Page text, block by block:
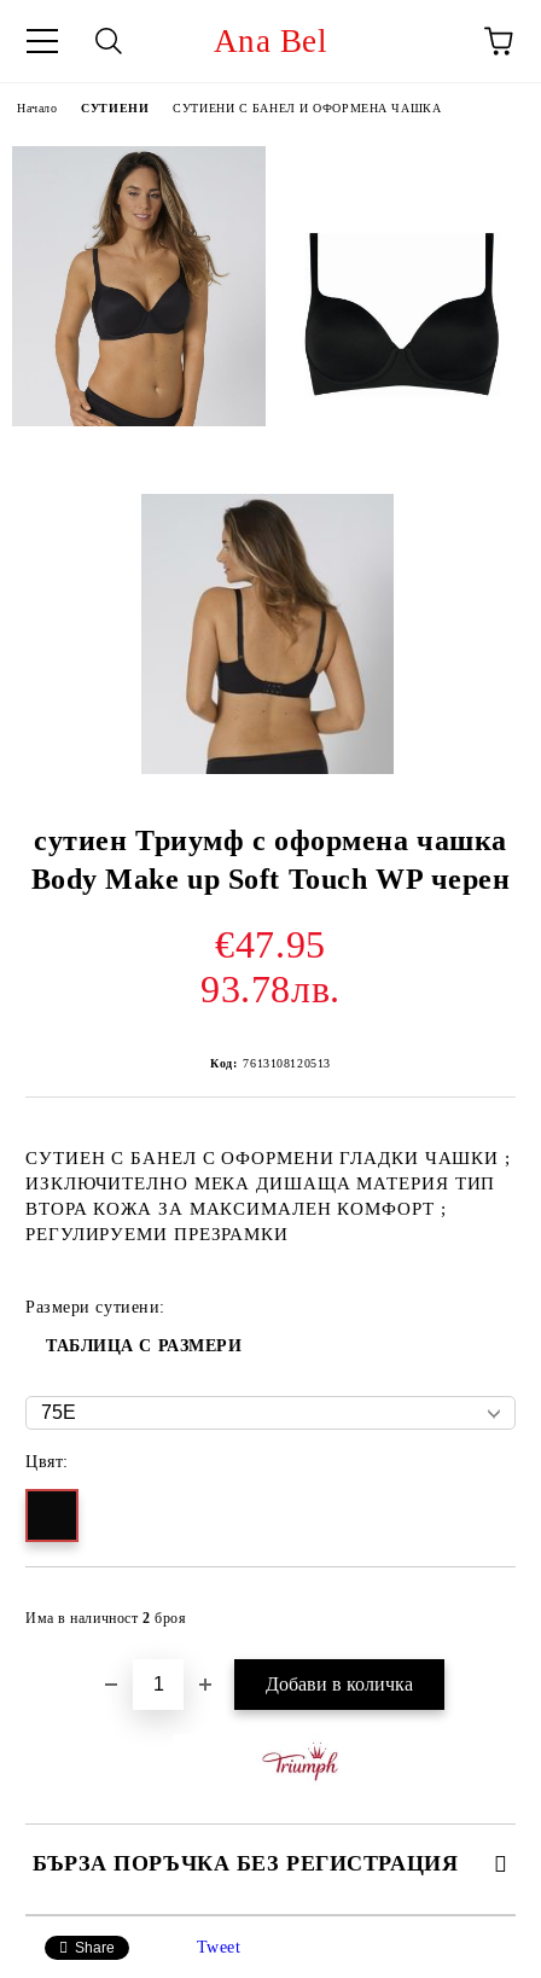
Ana Bel
Начало СУТИЕНИ СУТИЕНИ С БАНЕЛ И ОФОРМЕНА ЧАШКА
сутиен Триумф с оформена чашка
Body Make up Soft Touch WP черен
€47.95
93.78лв.
Код: 7613108120513
СУТИЕН С БАНЕЛ С ОФОРМЕНИ ГЛАДКИ ЧАШКИ ;
ИЗКЛЮЧИТЕЛНО МЕКА ДИШАЩА МАТЕРИЯ ТИП
ВТОРА КОЖА ЗА МАКСИМАЛЕН КОМФОРТ ;
РЕГУЛИРУЕМИ ПРЕЗРАМКИ
Размери сутиени:
ТАБЛИЦА С РАЗМЕРИ
Цвят:
Има в наличност 2 броя
БЪРЗА ПОРЪЧКА БЕЗ РЕГИСТРАЦИЯ
Share Tweet